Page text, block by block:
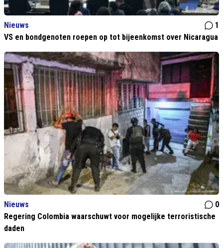
Nieuws
1
VS en bondgenoten roepen op tot bijeenkomst over Nicaragua
Nieuws
0
Regering Colombia waarschuwt voor mogelijke terroristische
daden